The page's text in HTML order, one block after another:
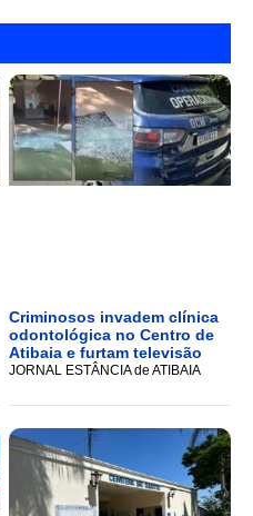
Criminosos invadem clínica
odontológica no Centro de
Atibaia e furtam televisão
JORNAL ESTÂNCIA de ATIBAIA